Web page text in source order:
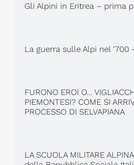
Gli Alpini in Eritrea – prima
La guerra sulle Alpi nel ‘700
FURONO EROI O…
PIEMONTESI? COME SI
PROCESSO DI SELVAPIANA
LA SCUOLA MILITARE